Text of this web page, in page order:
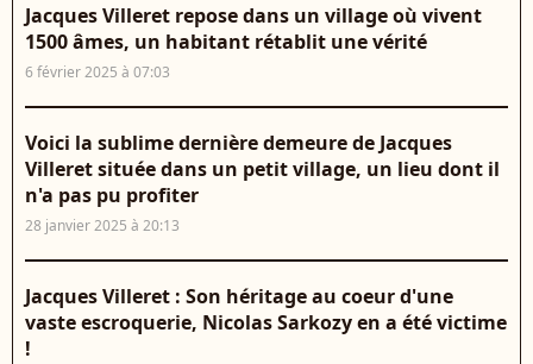
Jacques Villeret repose dans un village où vivent
1500 âmes, un habitant rétablit une vérité
6 février 2025 à 07:03
Voici la sublime dernière demeure de Jacques
Villeret située dans un petit village, un lieu dont il
n'a pas pu profiter
28 janvier 2025 à 20:13
Jacques Villeret : Son héritage au coeur d'une
vaste escroquerie, Nicolas Sarkozy en a été victime
!